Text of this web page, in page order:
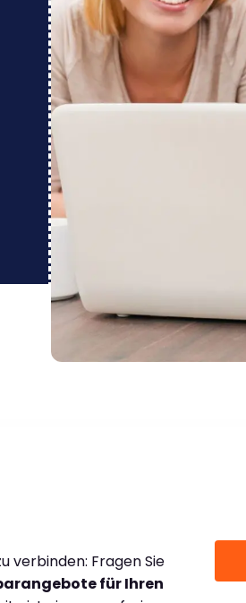
verbinden: Fragen Sie
für Ihren